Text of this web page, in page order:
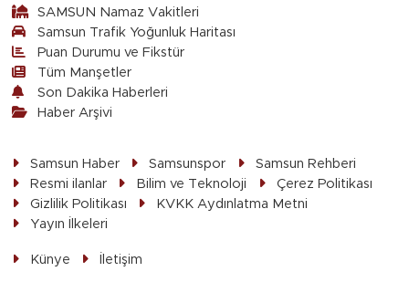
SAMSUN Namaz Vakitleri
Samsun Trafik Yoğunluk Haritası
Puan Durumu ve Fikstür
Tüm Manşetler
Son Dakika Haberleri
Haber Arşivi
Samsun Haber Samsunspor
Samsun Rehberi
Resmi ilanlar
Bilim ve Teknoloji
Çerez Politikası
Gizlilik Politikası
KVKK Aydınlatma Metni
Yayın İlkeleri
Künye İletişim